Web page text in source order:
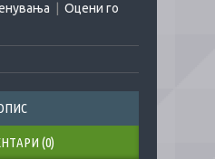
Оцени го
(0)